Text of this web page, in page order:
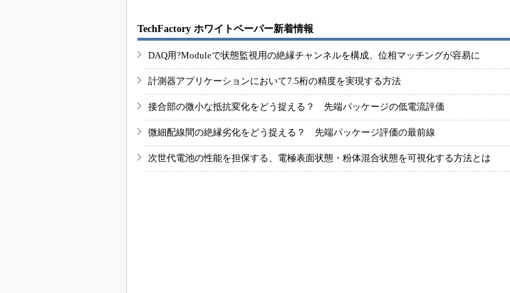
TechFactory ホワイトペーパー新着情報
DAQ用?Moduleで状態監視用の絶縁チャンネルを構成、位相マッチングが容易に
計測器アプリケーションにおいて7.5桁の精度を実現する方法
接合部の微小な抵抗変化をどう捉える？ 先端パッケージの低電流評価
微細配線間の絶縁劣化をどう捉える？ 先端パッケージ評価の最前線
次世代電池の性能を担保する、電極表面状態・粉体混合状態を可視化する方法とは